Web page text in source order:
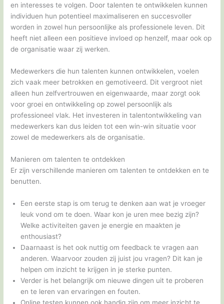
en interesses te volgen. Door talenten te ontwikkelen kunnen
individuen hun potentieel maximaliseren en succesvoller
worden in zowel hun persoonlijke als professionele leven. Dit
heeft niet alleen een positieve invloed op henzelf, maar ook op
de organisatie waar zij werken.
Medewerkers die hun talenten kunnen ontwikkelen, voelen
zich vaak meer betrokken en gemotiveerd. Dit vergroot niet
alleen hun zelfvertrouwen en eigenwaarde, maar zorgt ook
voor groei en ontwikkeling op zowel persoonlijk als
professioneel vlak. Het investeren in talentontwikkeling van
medewerkers kan dus leiden tot een win-win situatie voor
zowel de medewerkers als de organisatie.
Manieren om talenten te ontdekken
Er zijn verschillende manieren om talenten te ontdekken en te
benutten.
Een eerste stap is om terug te denken aan wat je vroeger
leuk vond om te doen. Waar kon je uren mee bezig zijn?
Welke activiteiten gaven je energie en maakten je
enthousiast?
Daarnaast is het ook nuttig om feedback te vragen aan
anderen. Waarvoor zouden zij juist jou vragen? Dit kan je
helpen om inzicht te krijgen in je sterke punten.
Verder is het belangrijk om nieuwe dingen uit te proberen
en te leren van ervaringen en fouten.